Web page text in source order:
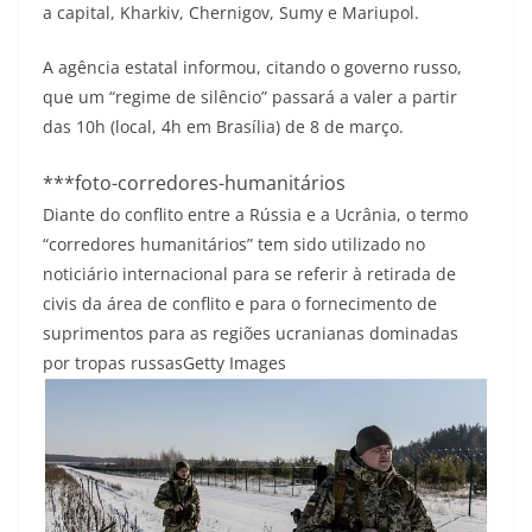
a capital, Kharkiv, Chernigov, Sumy e Mariupol.
A agência estatal informou, citando o governo russo,
que um “regime de silêncio” passará a valer a partir
das 10h (local, 4h em Brasília) de 8 de março.
***foto-corredores-humanitários
Diante do conflito entre a Rússia e a Ucrânia, o termo
“corredores humanitários” tem sido utilizado no
noticiário internacional para se referir à retirada de
civis da área de conflito e para o fornecimento de
suprimentos para as regiões ucranianas dominadas
por tropas russasGetty Images